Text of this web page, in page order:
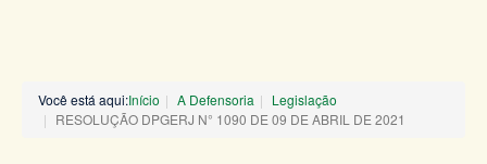
Você está aqui:Início A Defensoria
Legislação
RESOLUÇÃO DPGERJ N° 1090 DE 09 DE ABRIL DE 2021